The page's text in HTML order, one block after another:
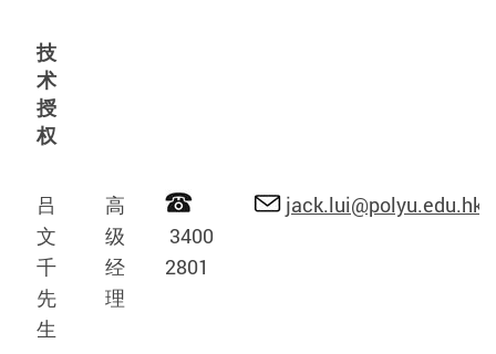
技
术
授
权
吕
文
千
先
生
高
级
经
理
3400
2801
jack.lui@polyu.edu.hk